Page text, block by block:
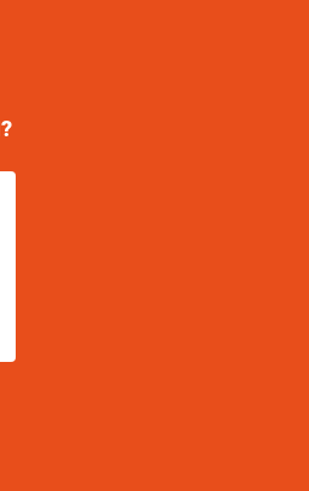
on Twitter